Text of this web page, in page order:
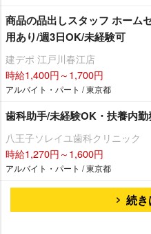
商品の品出しスタッフ ホーム
用あり/週3日OK/未経験可
建デポ 江戸川春江店
時給1,400円～1,700円
アルバイト・パート / 東京都
歯科助手/未経験OK・扶養内
八王子ソレイユ歯科クリニック
時給1,270円～1,600円
アルバイト・パート / 東京都
続き